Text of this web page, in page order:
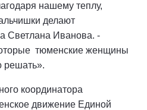
нашему теплу,
делают
Светлана Иванова. -
тюменские женщины
решать».
координатора
движение Единой